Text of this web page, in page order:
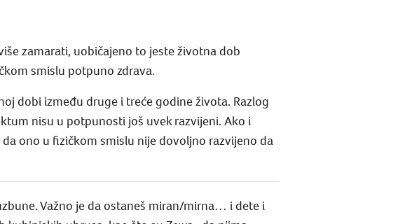
zamarati, uobičajeno to jeste životna dob
smislu potpuno zdrava.
dobi između druge i treće godine života. Razlog
nisu u potpunosti još uvek razvijeni. Ako i
ono u fizičkom smislu nije dovoljno razvijeno da
Važno je da ostaneš miran/mirna… i dete i